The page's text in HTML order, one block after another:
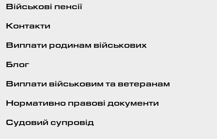
Військові пенсії
Контакти
Виплати родинам військових
Блог
Виплати військовим та ветеранам
Нормативно правові документи
Судовий супровід